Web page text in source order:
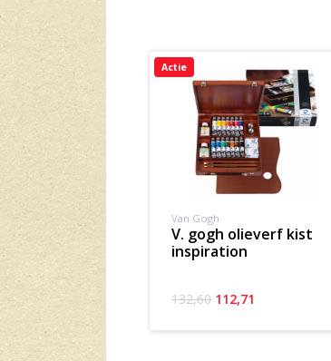
Actie
Van Gogh
v. gogh olieverf kist
inspiration
132,60 112,71